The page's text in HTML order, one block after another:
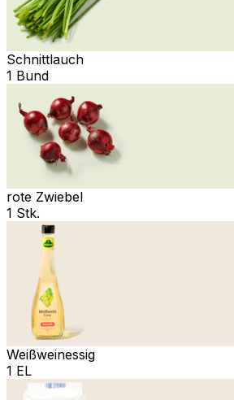
Schnittlauch
1 Bund
rote Zwiebel
1 Stk.
Weißweinessig
1 EL